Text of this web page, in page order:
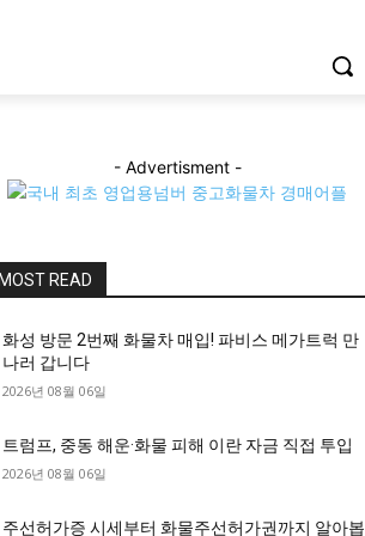
- Advertisment -
READ
화성 방문 2번째 화물차 매입! 파비스 메가트럭 만
나러 갑니다
2026년 08월 06일
트럼프, 중동 해운·화물 피해 이란 자금 직접 투입
2026년 08월 06일
주선허가증 시세부터 화물주선허가권까지 알아봅